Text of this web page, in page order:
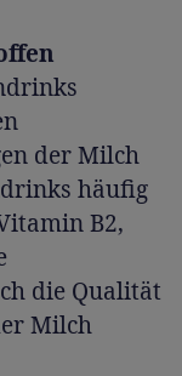
der Milch
häufig
B2,
die Qualität
Milch